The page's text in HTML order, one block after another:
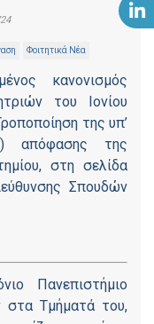
Φοιτητικά Νέα
κανονισμός
του Ιονίου
της υπ’
απόφασης της
στη σελίδα
Σπουδών
Πανεπιστήμιο
στα Τμήματά του,